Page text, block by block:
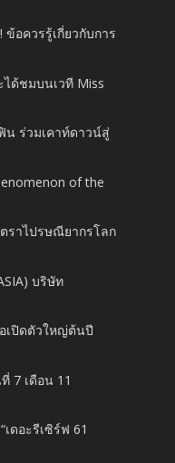
อควรรู้เกี่ยวกับการ
ได้ชมบนเวที Miss
น ร่วมเคาท์ดาวน์สู่
of the
ราไปรษณียากรโลก
บริษัท
เปิดตัวใหญ่ต้นปี
7 เดือน 11
ดอะรีเซิร์ฟ 61